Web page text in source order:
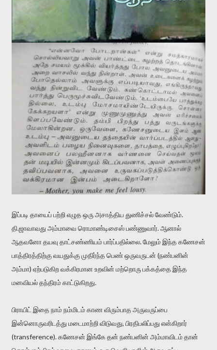
இப்படி தாயைப் பற்றி எழுத ஒரு அசாத்திய துணிச்சல் வேண்டும்.
தி.ஜாவாவது அம்மாவை ரொமாண்டிசைஸ் பண்ணுவார். ஆனால்
ஆதவனோ தயவு தாட்சண்ணியம் பார்ப்பதில்லை. மேலும் இந்த கணேசன்
பாத்திரத்திற்கு வயதுக்கு முதிர்ந்த பெண் ஒருவருடன் (நண்பனின்
அம்மா) ஏற்படுகிற வக்கிரமான உறவின் மற்றொரு பக்கத்தை இந்த
மனவியல் தந்திரம் காட்டுகிறது.
பிராயிட் இதை நாம் நம்மிடம் காண விரும்பாத அருவருப்பை
இன்னொருவரிடத்து மடைமாற்றி விடுவது, பிரதிபலிப்பது என்கிறார்
(transference). கணேசன் இங்கே தன் நண்பனின் அம்மாவிடம் தான்